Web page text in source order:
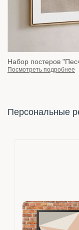
Набор постеров
Посмотреть подробнее
Персональные